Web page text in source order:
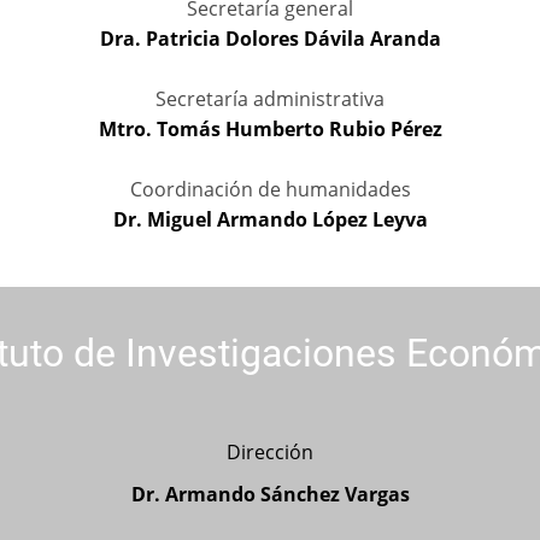
Secretaría general
Dra. Patricia Dolores Dávila Aranda
Secretaría administrativa
Mtro. Tomás Humberto Rubio Pérez
Coordinación de humanidades
Dr. Miguel Armando López Leyva
de Investigaciones
Dirección
Dr. Armando Sánchez Vargas